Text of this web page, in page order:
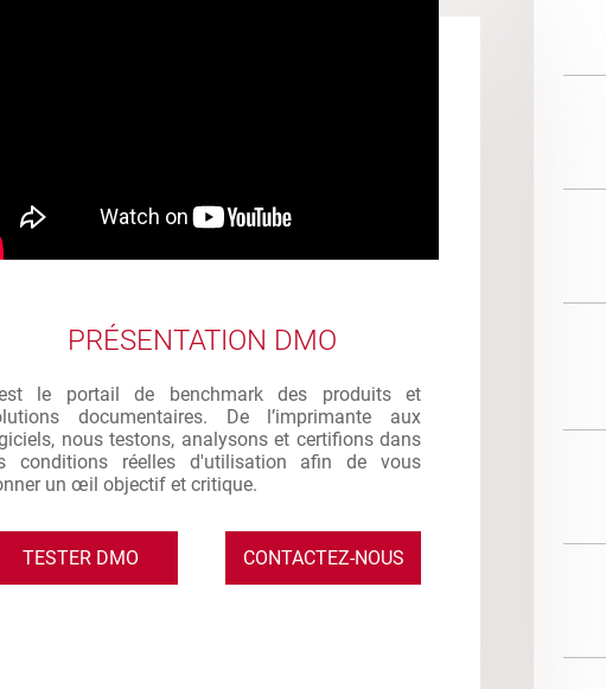
PRÉSENTATION DMO
le portail de benchmark des produits et
documentaires. De l’imprimante aux
nous testons, analysons et certifions dans
conditions réelles d'utilisation afin de vous
un œil objectif et critique.
TESTER DMO CONTACTEZ-NOUS